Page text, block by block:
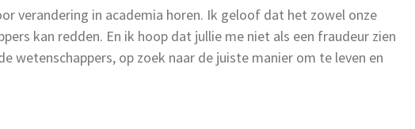
verandering in academia horen. Ik geloof dat het zowel onze
kan redden. En ik hoop dat jullie me niet als een fraudeur zien
wetenschappers, op zoek naar de juiste manier om te leven en